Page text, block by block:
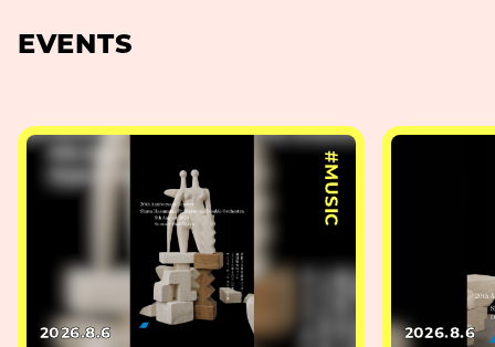
EVENTS
#MUSIC
2026.8.6 2026.8.6